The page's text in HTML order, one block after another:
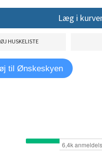
Læg i
HUSKELISTE
til Ønskeskyen